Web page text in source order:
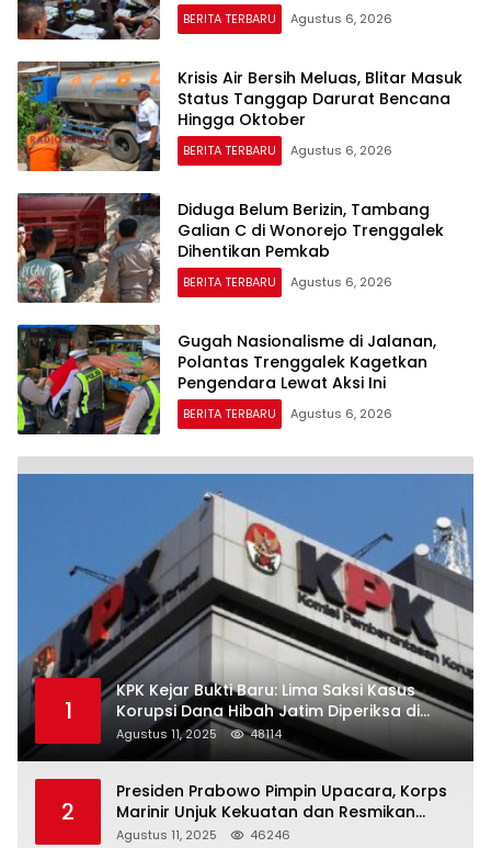
BERITA TERBARU Agustus 6, 2026
Krisis Air Bersih Meluas, Blitar Masuk
Status Tanggap Darurat Bencana
Hingga Oktober
BERITA TERBARU Agustus 6, 2026
Diduga Belum Berizin, Tambang
Galian C di Wonorejo Trenggalek
Dihentikan Pemkab
BERITA TERBARU Agustus 6, 2026
Gugah Nasionalisme di Jalanan,
Polantas Trenggalek Kagetkan
Pengendara Lewat Aksi Ini
BERITA TERBARU Agustus 6, 2026
1
KPK Kejar Bukti Baru: Lima Saksi Kasus
Korupsi Dana Hibah Jatim Diperiksa di
Trenggalek
Agustus 11, 2025 48114
2
Presiden Prabowo Pimpin Upacara, Korps
Marinir Unjuk Kekuatan dan Resmikan
Struktur Baru
Agustus 11, 2025 46246